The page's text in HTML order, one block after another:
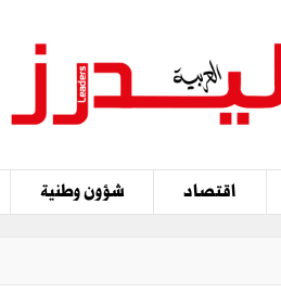
اقتصاد شؤون وطنية